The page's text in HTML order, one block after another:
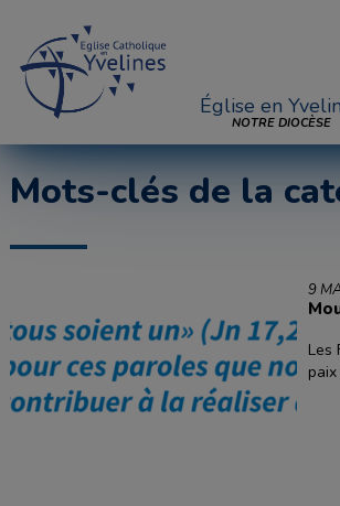
Église en
NOTRE DIOCÈSE
Mots-clés de la
9
Les